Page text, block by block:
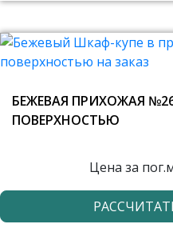
БЕЖЕВАЯ ПРИХОЖАЯ
ПОВЕРХНОСТЬЮ
Цена за